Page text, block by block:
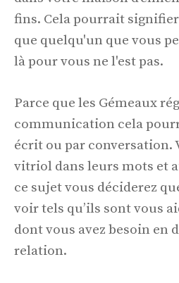
fins. Cela pourrait
que quelqu'un que vous
là pour vous ne l'est pas.
Parce que les Gémeaux
communication cela
écrit ou par conversation.
vitriol dans leurs mots et
ce sujet vous déciderez
voir tels qu’ils sont vous
dont vous avez besoin en
relation.